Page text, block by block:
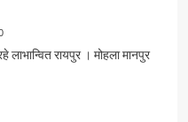
रायपुर । मोहला मानपुर